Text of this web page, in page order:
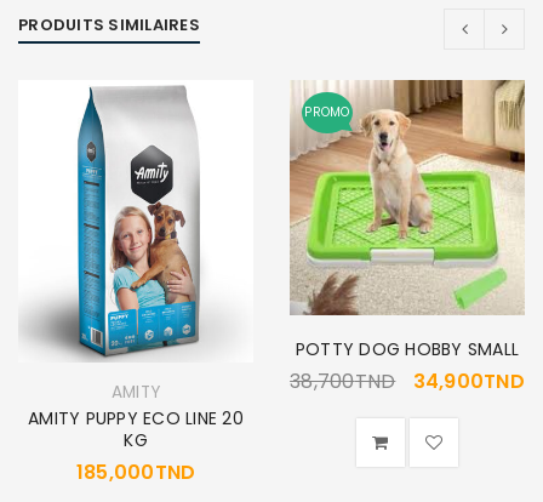
PRODUITS SIMILAIRES
AMITY
AMITY PUPPY ECO LINE 20
KG
185,000TND
PROMO
POTTY DOG HOBBY SMALL
38,700TND 34,900TND